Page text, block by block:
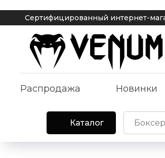
Сертифицированный интернет-
Распродажа Новинки
Каталог